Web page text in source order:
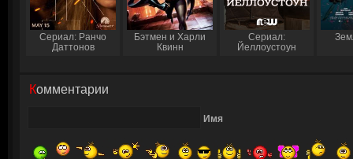
Сериал: Ранчо
Даттонов
Бэтмен и Харли
Квинн
Сериал:
Йеллоустоун
Комментарии
Имя